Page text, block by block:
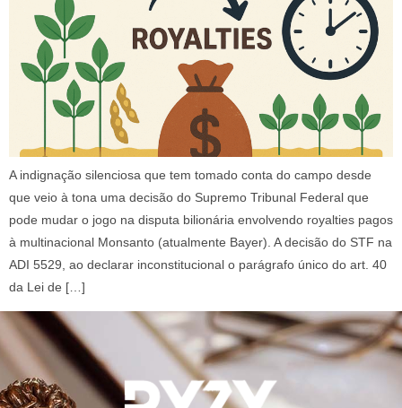
A indignação silenciosa que tem tomado conta do campo desde
que veio à tona uma decisão do Supremo Tribunal Federal que
pode mudar o jogo na disputa bilionária envolvendo royalties pagos
à multinacional Monsanto (atualmente Bayer). A decisão do STF na
ADI 5529, ao declarar inconstitucional o parágrafo único do art. 40
da Lei de […]